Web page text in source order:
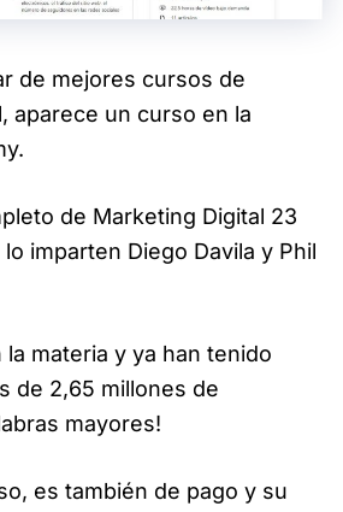
de mejores cursos de
aparece un curso en la
de Marketing Digital 23
imparten Diego Davila y Phil
materia y ya han tenido
de 2,65 millones de
mayores!
es también de pago y su